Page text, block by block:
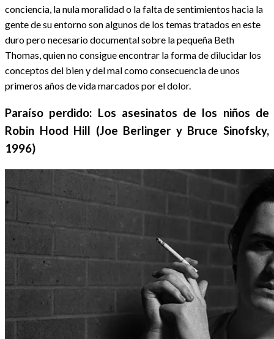
conciencia, la nula moralidad o la falta de sentimientos hacia la
gente de su entorno son algunos de los temas tratados en este
duro pero necesario documental sobre la pequeña Beth
Thomas, quien no consigue encontrar la forma de dilucidar los
conceptos del bien y del mal como consecuencia de unos
primeros años de vida marcados por el dolor.
Paraíso perdido: Los asesinatos de los niños de
Robin Hood Hill (Joe Berlinger y Bruce Sinofsky,
1996)